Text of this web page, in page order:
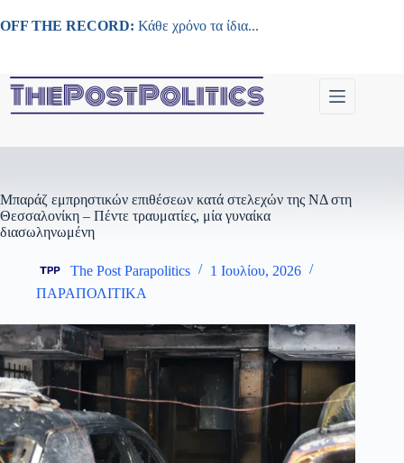
στο
OFF THE RECORD: Κάθε χρόνο τα ίδια...
Μπαράζ εμπρηστικών επιθέσεων κατά στελεχών της ΝΔ στη
Θεσσαλονίκη – Πέντε τραυματίες, μία γυναίκα
διασωληνωμένη
The Post Parapolitics
1 Ιουλίου, 2026
ΠΑΡΑΠΟΛΙΤΙΚΑ